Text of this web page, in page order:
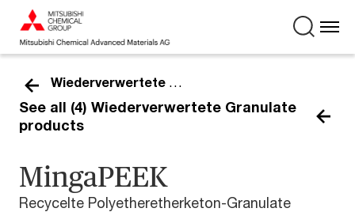
Wiederverwertete Granulate
See all (4) Wiederverwertete Granulate
products
MingaPEEK
Recycelte Polyetheretherketon-Granulate